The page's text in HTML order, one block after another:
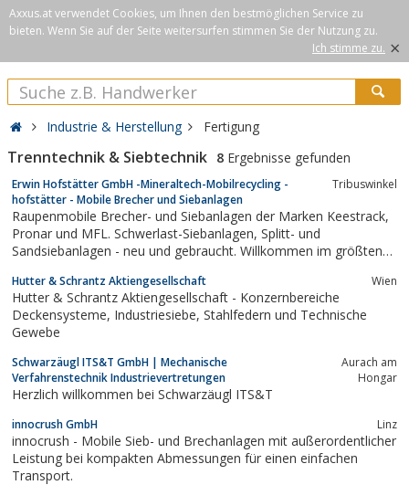
Axxus.at verwendet Cookies, um Ihnen den bestmöglichen Service zu
bieten. Wenn Sie auf der Seite weitersurfen stimmen Sie der Nutzung zu.
Ich stimme zu. ×
Industrie & Herstellung Fertigung
Trenntechnik & Siebtechnik 8 Ergebnisse gefunden
Erwin Hofstätter GmbH -Mineraltech-Mobilrecycling -
hofstätter - Mobile Brecher und Siebanlagen
Tribuswinkel
Raupenmobile Brecher- und Siebanlagen der Marken Keestrack,
Pronar und MFL. Schwerlast-Siebanlagen, Splitt- und
Sandsiebanlagen - neu und gebraucht. Willkommen im größten
Hutter & Schrantz Aktiengesellschaft Wien
Hutter & Schrantz Aktiengesellschaft - Konzernbereiche
Deckensysteme, Industriesiebe, Stahlfedern und Technische
Gewebe
Schwarzäugl ITS&T GmbH | Mechanische
Verfahrenstechnik Industrievertretungen
Aurach am
Hongar
Herzlich willkommen bei Schwarzäugl ITS&T
innocrush GmbH Linz
innocrush - Mobile Sieb- und Brechanlagen mit außerordentlicher
Leistung bei kompakten Abmessungen für einen einfachen
Transport.